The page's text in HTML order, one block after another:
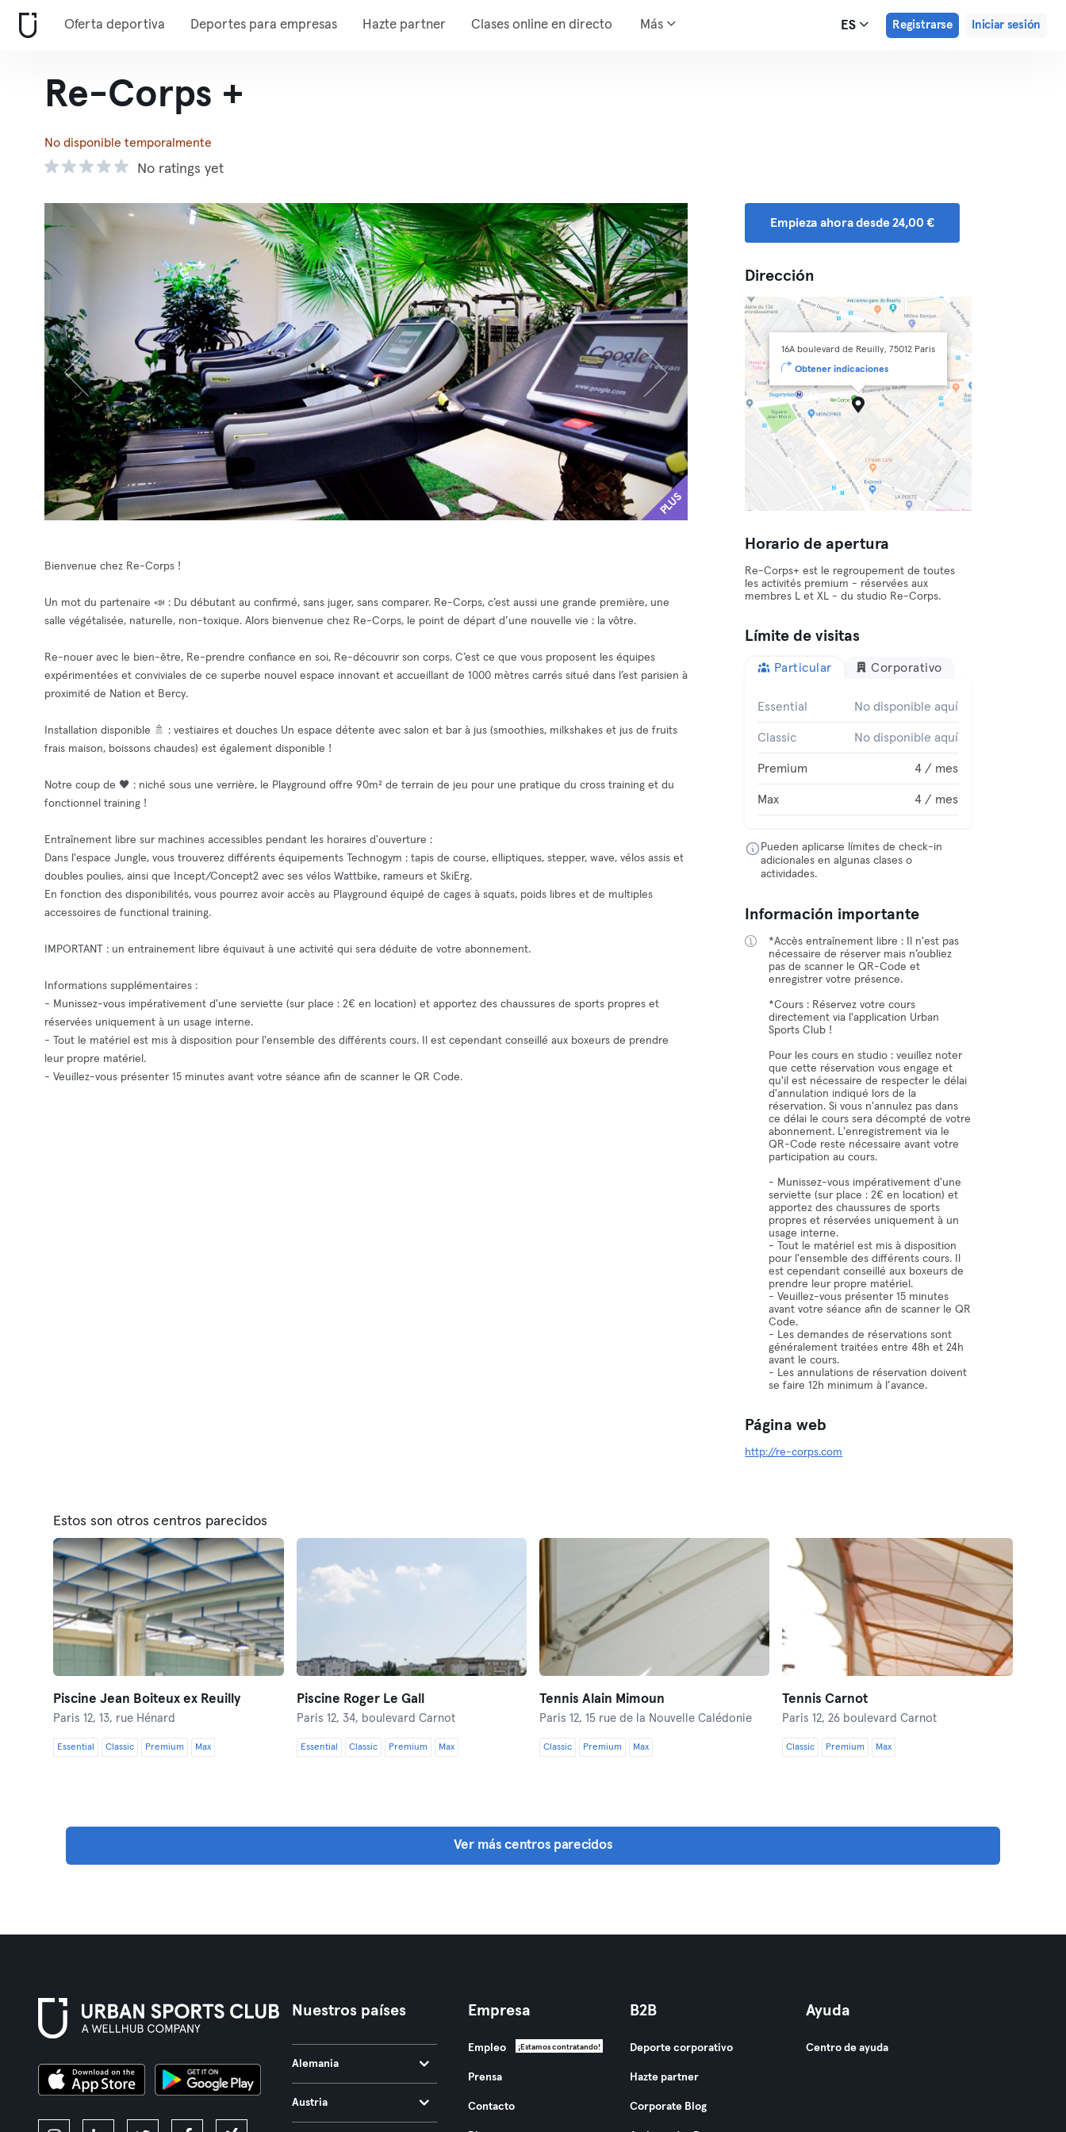
Oferta deportiva Deportes para empresas Hazte partner Clases online en directo Más ES Registrarse Iniciar sesión
Re-Corps +
No disponible temporalmente
No ratings yet
PLUS
Bienvenue chez Re-Corps !
Un mot du partenaire 📣 : Du débutant au confirmé, sans juger, sans comparer. Re-Corps, c’est aussi une grande première, une
salle végétalisée, naturelle, non-toxique. Alors bienvenue chez Re-Corps, le point de départ d’une nouvelle vie : la vôtre.
Re-nouer avec le bien-être, Re-prendre confiance en soi, Re-découvrir son corps. C’est ce que vous proposent les équipes
expérimentées et conviviales de ce superbe nouvel espace innovant et accueillant de 1000 mètres carrés situé dans l’est parisien à
proximité de Nation et Bercy.
Installation disponible 🚿 : vestiaires et douches Un espace détente avec salon et bar à jus (smoothies, milkshakes et jus de fruits
frais maison, boissons chaudes) est également disponible !
Notre coup de 🖤 : niché sous une verrière, le Playground offre 90m² de terrain de jeu pour une pratique du cross training et du
fonctionnel training !
Entraînement libre sur machines accessibles pendant les horaires d'ouverture :
Dans l'espace Jungle, vous trouverez différents équipements Technogym : tapis de course, elliptiques, stepper, wave, vélos assis et
doubles poulies, ainsi que Incept/Concept2 avec ses vélos Wattbike, rameurs et SkiErg.
En fonction des disponibilités, vous pourrez avoir accès au Playground équipé de cages à squats, poids libres et de multiples
accessoires de functional training.
IMPORTANT : un entrainement libre équivaut à une activité qui sera déduite de votre abonnement.
Informations supplémentaires :
- Munissez-vous impérativement d'une serviette (sur place : 2€ en location) et apportez des chaussures de sports propres et
réservées uniquement à un usage interne.
- Tout le matériel est mis à disposition pour l'ensemble des différents cours. Il est cependant conseillé aux boxeurs de prendre
leur propre matériel.
- Veuillez-vous présenter 15 minutes avant votre séance afin de scanner le QR Code.
Empieza ahora desde 24,00 €
Dirección
16A boulevard de Reuilly, 75012 Paris
Obtener indicaciones
Horario de apertura
Re-Corps+ est le regroupement de toutes
les activités premium - réservées aux
membres L et XL - du studio Re-Corps.
Límite de visitas
Particular Corporativo
Essential No disponible aquí
Classic No disponible aquí
Premium 4 / mes
Max 4 / mes
Pueden aplicarse límites de check-in
adicionales en algunas clases o
actividades.
Información importante
*Accès entraînement libre : Il n'est pas
nécessaire de réserver mais n’oubliez
pas de scanner le QR-Code et
enregistrer votre présence.
*Cours : Réservez votre cours
directement via l'application Urban
Sports Club !
Pour les cours en studio : veuillez noter
que cette réservation vous engage et
qu'il est nécessaire de respecter le délai
d'annulation indiqué lors de la
réservation. Si vous n'annulez pas dans
ce délai le cours sera décompté de votre
abonnement. L'enregistrement via le
QR-Code reste nécessaire avant votre
participation au cours.
- Munissez-vous impérativement d'une
serviette (sur place : 2€ en location) et
apportez des chaussures de sports
propres et réservées uniquement à un
usage interne.
- Tout le matériel est mis à disposition
pour l'ensemble des différents cours. Il
est cependant conseillé aux boxeurs de
prendre leur propre matériel.
- Veuillez-vous présenter 15 minutes
avant votre séance afin de scanner le QR
Code.
- Les demandes de réservations sont
généralement traitées entre 48h et 24h
avant le cours.
- Les annulations de réservation doivent
se faire 12h minimum à l’avance.
Página web
http://re-corps.com
Estos son otros centros parecidos
Piscine Jean Boiteux ex Reuilly
Paris 12,13, rue Hénard
Essential Classic Premium Max
Piscine Roger Le Gall
Paris 12, 34, boulevard Carnot
Essential Classic Premium Max
Tennis Alain Mimoun
Paris 12, 15 rue de la Nouvelle Calédonie
Classic Premium Max
Tennis Carnot
Paris 12,26 boulevard Carnot
Classic Premium Max
Ver más centros parecidos
Nuestros países
Alemania
Austria
Empresa
Empleo ¡Estamos contratando!
Prensa
Contacto
B2B
Deporte corporativo
Hazte partner
Corporate Blog
Ayuda
Centro de ayuda